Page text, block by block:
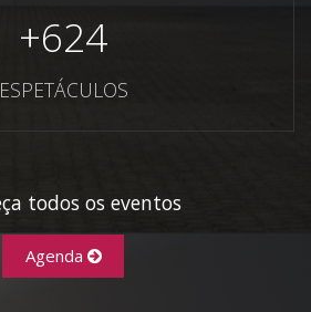
+624
ESPETÁCULOS
todos os eventos
Agenda